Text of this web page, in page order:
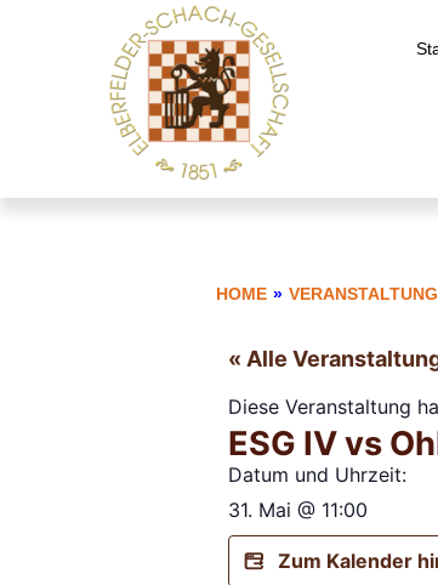
HOME » VERANSTALTUNG
« Alle
Diese Veranstaltung
ESG IV vs
Datum und Uhrzeit:
31. Mai @ 11:00
Zum Kalender